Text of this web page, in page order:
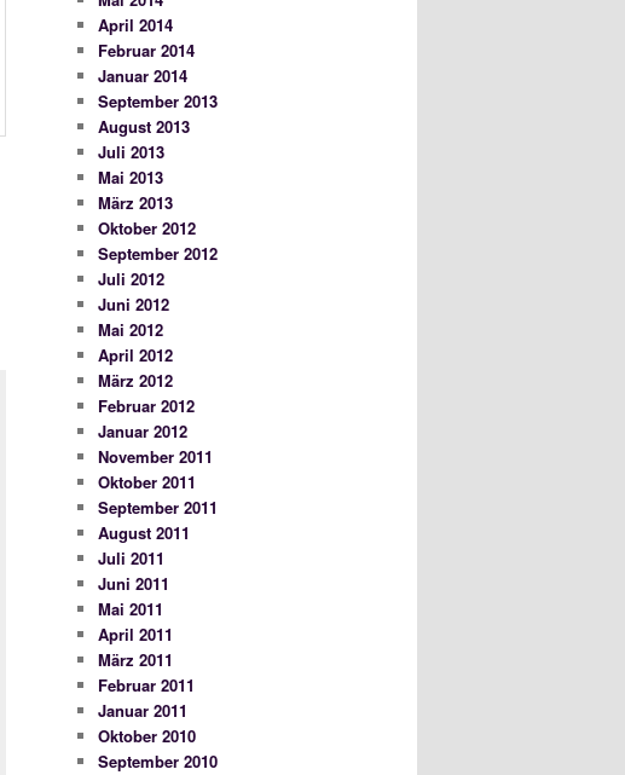
April 2014
Februar 2014
Januar 2014
September 2013
August 2013
Juli 2013
Mai 2013
März 2013
Oktober 2012
September 2012
Juli 2012
Juni 2012
Mai 2012
April 2012
März 2012
Februar 2012
Januar 2012
November 2011
Oktober 2011
September 2011
August 2011
Juli 2011
Juni 2011
Mai 2011
April 2011
März 2011
Februar 2011
Januar 2011
Oktober 2010
September 2010